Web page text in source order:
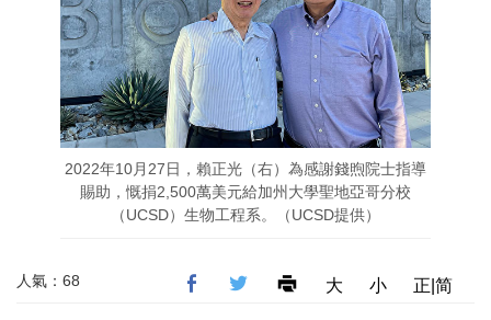
2022年10月27日，賴正光（右）為感謝錢煦院士指導
賜助，慨捐2,500萬美元給加州大學聖地亞哥分校
（UCSD）生物工程系。（UCSD提供）
人氣：68 大 小 正|简